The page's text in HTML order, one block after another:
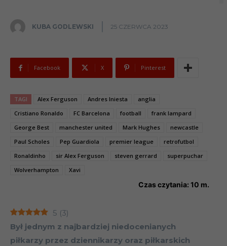
KUBA GODLEWSKI 25 CZERWCA 2023
Facebook X Pinterest
TAGI Alex Ferguson Andres Iniesta
anglia
Cristiano Ronaldo
FC Barcelona football
frank lampard
George Best
manchester united Mark Hughes
newcastle
Paul Scholes
Pep Guardiola premier league
retrofutbol
Ronaldinho
sir Alex Ferguson steven gerrard
superpuchar
Wolverhampton
Xavi
Czas czytania: 10 m.
5 (3)
Był jednym z najbardziej niedocenianych
piłkarzy przez dziennikarzy oraz piłkarskich